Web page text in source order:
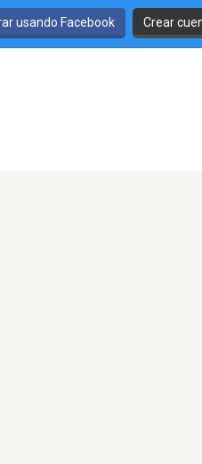
usando Facebook Crear